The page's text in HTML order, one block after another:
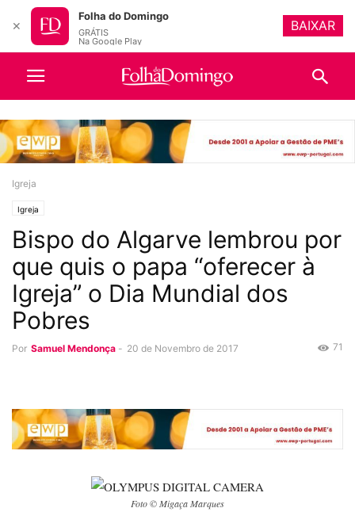
Igreja
Igreja
Bispo do Algarve lembrou por
que quis o papa “oferecer à
Igreja” o Dia Mundial dos
Pobres
Por Samuel Mendonça - 20 de Novembro de 2017 71
Foto © Migaça Marques
✕
Folha do Domingo
GRÁTIS
Na Google Play
BAIXAR